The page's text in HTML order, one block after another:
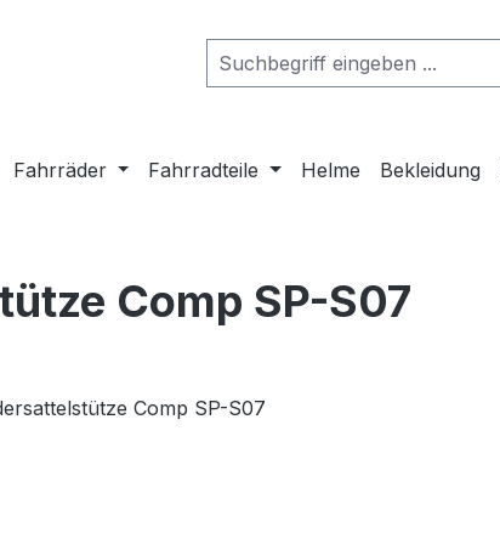
Fahrräder Fahrradteile Helme Bekleidung
Comp SP-S07